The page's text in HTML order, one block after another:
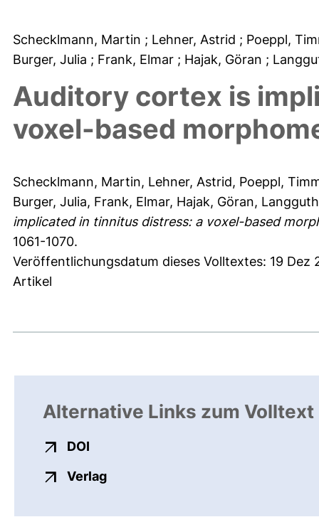
Schecklmann, Martin ; Lehner, Astrid ; Poeppl,
Burger, Julia ; Frank, Elmar ; Hajak, Göran ;
Auditory cortex is
voxel-based
Schecklmann, Martin, Lehner, Astrid, Poeppl,
Burger, Julia, Frank, Elmar, Hajak, Göran,
implicated in tinnitus distress: a voxel-based
1061-1070.
Veröffentlichungsdatum dieses Volltextes: 19 Dez
Artikel
Alternative Links zum Volltext
DOI
Verlagexterner Link, öffnet neues